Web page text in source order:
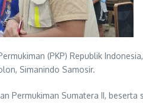
(PKP) Republik
Simanindo Samosir.
Permukiman Sumatera II,